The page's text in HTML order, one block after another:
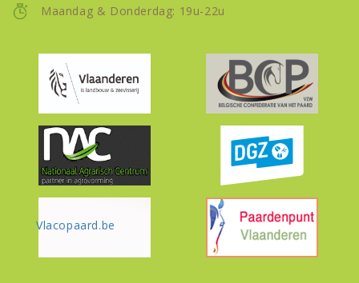
Maandag & Donderdag: 19u-22u
Vlacopaard.be